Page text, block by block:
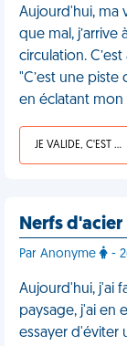
Aujourd'hui, ma
que mal,
circulation.
"C’est une piste
en éclatant mon
JE VALIDE, C'EST UNE VDM
Nerfs d'acier
Par Anonyme -
Aujourd'hui, j'ai
paysage, j'ai en
essayer d'éviter